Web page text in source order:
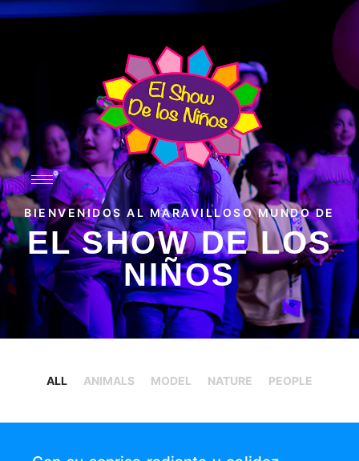
BIENVENIDOS AL MARAVILLOSO MUNDO DE
EL SHOW DE LOS
NIÑOS
ALL ANIMALS MODEL NATURE PEOPLE